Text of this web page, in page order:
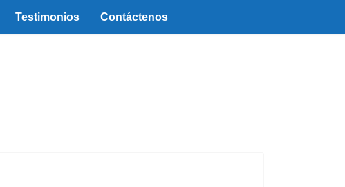
Testimonios Contáctenos